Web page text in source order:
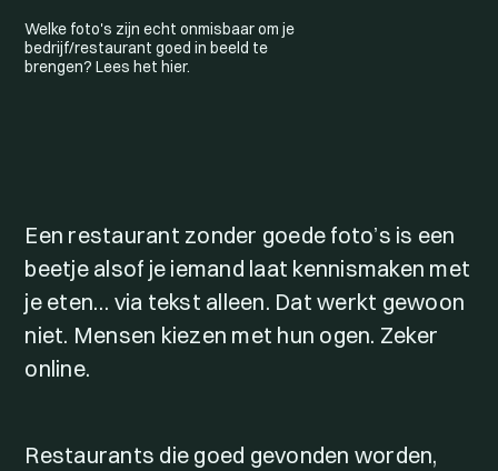
Welke foto's zijn echt onmisbaar om je
bedrijf/restaurant goed in beeld te
brengen? Lees het hier.
Een restaurant zonder goede foto’s is een
beetje alsof je iemand laat kennismaken met
je eten… via tekst alleen. Dat werkt gewoon
niet. Mensen kiezen met hun ogen. Zeker
online.
Restaurants die goed gevonden worden,